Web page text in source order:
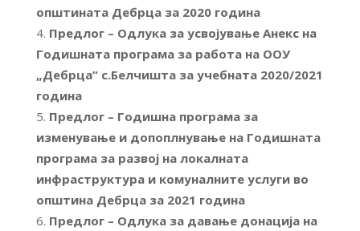
општината Дебрца за 2020 година
Предлог – Одлука за усвојување Анекс на
Годишната програма за работа на ООУ
„Дебрца“ с.Белчишта за учебната 2020/2021
година
Предлог – Годишна програма за
изменување и допоплнување на Годишната
програма за развој на локалната
инфраструктура и комуналните услуги во
општина Дебрца за 2021 година
Предлог – Одлука за давање донација на